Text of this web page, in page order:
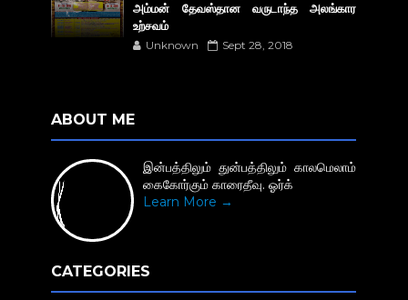
அம்மன் தேவஸ்தான வருடாந்த அலங்கார
உற்சவம்
Unknown Sept 28, 2018
ABOUT ME
இன்பத்திலும் துன்பத்திலும் காலமெலாம்
கைகோர்கும் காரைதீவு. ஓர்க்
Learn More →
CATEGORIES